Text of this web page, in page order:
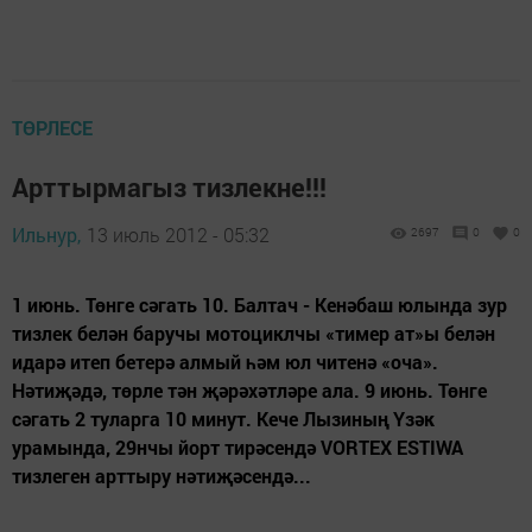
ТӨРЛЕСЕ
Арттырмагыз тизлекне!!!
Ильнур, 13 июль 2012 - 05:32 2697 0 0
1 июнь. Төнге сәгать 10. Балтач - Кенәбаш юлында зур
тизлек белән баручы мотоциклчы «тимер ат»ы белән
идарә итеп бетерә алмый һәм юл читенә «оча».
Нәтиҗәдә, төрле тән җәрәхәтләре ала. 9 июнь. Төнге
сәгать 2 туларга 10 минут. Кече Лызиның Үзәк
урамында, 29нчы йорт тирәсендә VORTEX ESTIWA
тизлеген арттыру нәтиҗәсендә...